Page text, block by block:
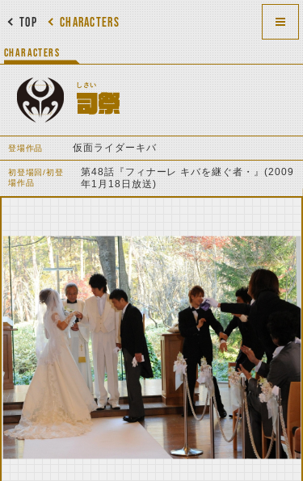
CHARACTERS
TOP
CHARACTERS
しさい
司祭
登場作品 仮面ライダーキバ
初登場回/初登
場作品
第48話『フィナーレ キバを継ぐ者・』(2009
年1月18日放送)